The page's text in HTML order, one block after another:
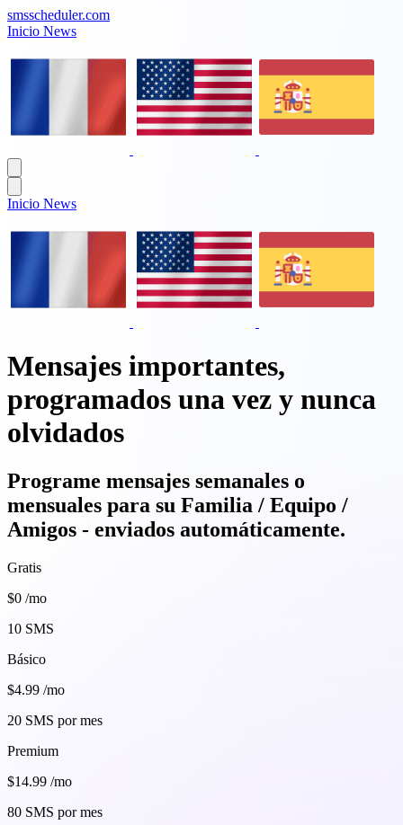
smsscheduler.com
Inicio News
Inicio News
Mensajes importantes,
programados una vez y nunca
olvidados
Programe mensajes semanales o
mensuales para su Familia / Equipo /
Amigos - enviados automáticamente.
Gratis
$0 /mo
10 SMS
Básico
$4.99 /mo
20 SMS por mes
Premium
$14.99 /mo
80 SMS por mes